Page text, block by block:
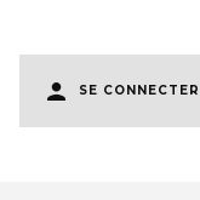
account
menu
SE CONNECTER